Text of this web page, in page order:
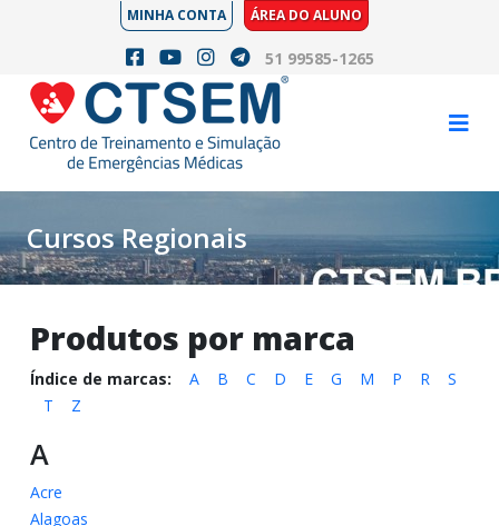
MINHA CONTA ÁREA DO ALUNO
51 99585-1265
Cursos Regionais
Produtos por marca
Índice de marcas: A B C D E G M P R
S
T
Z
A
Acre
Alagoas